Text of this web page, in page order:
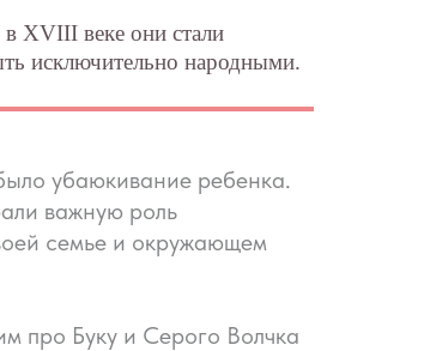
XVIII веке они стали
исключительно народными.
убаюкивание ребенка.
важную роль
семье и окружающем
про Буку и Серого Волчка